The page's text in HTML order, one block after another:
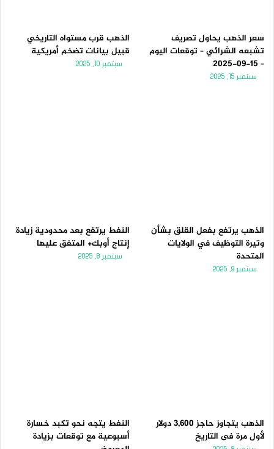
سعر الذهب يحاول تصريف
تشبعه الشرائي – توقعات اليوم
– 15-09-2025
سبتمبر 15, 2025
الذهب قرب مستواه التاريخي
قبيل بيانات تضخم أمريكية
سبتمبر 10, 2025
الذهب يرتفع بفعل القلق بشأن
وتيرة التوظيف في الولايات
المتحدة
سبتمبر 9, 2025
النفط يرتفع بعد محدودية زيادة
إنتاج أوبك+ المتفق عليها
سبتمبر 8, 2025
الذهب يتجاوز حاجز 3,600 دولار
لأول مرة فى التاريخ
النفط يتجه نحو تكبد خسارة
أسبوعية مع توقعات بزيادة